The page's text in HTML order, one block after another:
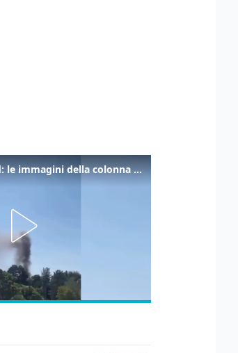
Incendio a Gardaland: le immagini della colonna di fumo